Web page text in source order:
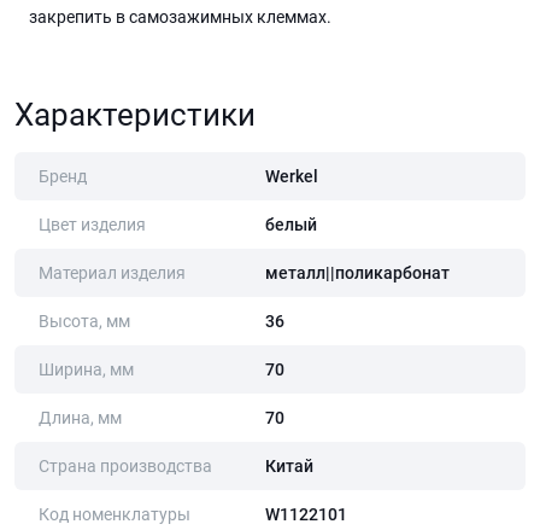
закрепить в самозажимных клеммах.
Характеристики
Бренд Werkel
Цвет изделия белый
Материал изделия металл||поликарбонат
Высота, мм 36
Ширина, мм 70
Длина, мм 70
Страна производства Китай
Код номенклатуры W1122101